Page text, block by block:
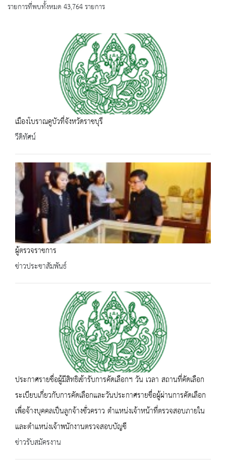
รายการที่พบทั้งหมด 43,764 รายการ
เมืองโบราณคูบัวที่จังหวัดราชบุรี
วีดิทัศน์
ผู้ตรวจราชการ
ข่าวประชาสัมพันธ์
ประกาศรายชื่อผู้มีสิทธิเข้ารับการคัดเลือกฯ วัน เวลา สถานที่คัดเลือก
ระเบียบเกี่ยวกับการคัดเลือกและวันประกาศรายชื่อผู้ผ่านการคัดเลือก
เพื่อจ้างบุคคลเป็นลูกจ้างชั่่วคราว ตำแหน่งเจ้าหน้าที่ตรวจสอบภายใน
และตำแหน่งเจ้าพนักงานตรวจสอบบัญชี
ข่าวรับสมัครงาน